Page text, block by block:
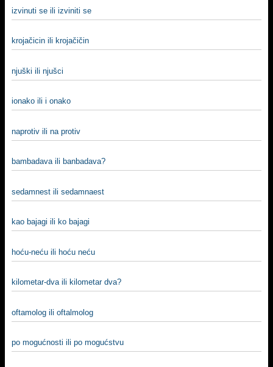
izvinuti se ili izviniti se
krojačicin ili krojačičin
njuški ili njušci
ionako ili i onako
naprotiv ili na protiv
bambadava ili banbadava?
sedamnest ili sedamnaest
kao bajagi ili ko bajagi
hoću-neću ili hoću neću
kilometar-dva ili kilometar dva?
oftamolog ili oftalmolog
po mogućnosti ili po mogućstvu